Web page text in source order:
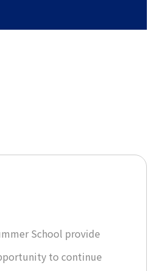
School provide
to continue